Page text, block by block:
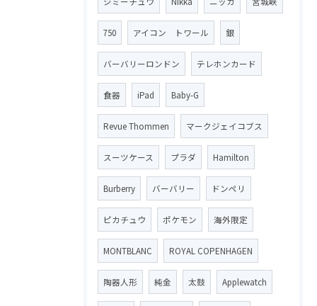
750 アイコン トワール 銀
バーバリーロンドン テレホンカード
食器 iPad Baby-G
Revue Thommen マークジェイコブス
スーツケース プラダ Hamilton
Burberry バーバリー ドンペリ
ピカチュウ ポケモン 海外限定
MONTBLANC ROYAL COPENHAGEN
陶器人形 純金 太鼓 Applewatch